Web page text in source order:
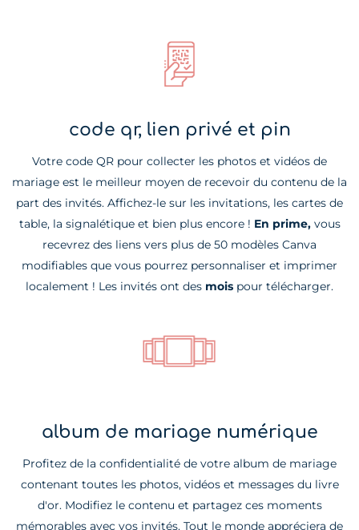
code qr, lien privé et pin
Votre code QR pour collecter les photos et vidéos de
mariage est le meilleur moyen de recevoir du contenu de la
part des invités. Affichez-le sur les invitations, les cartes de
table, la signalétique et bien plus encore ! En prime, vous
recevrez des liens vers plus de 50 modèles Canva
modifiables que vous pourrez personnaliser et imprimer
localement ! Les invités ont des mois pour télécharger.
album de mariage numérique
Profitez de la confidentialité de votre album de mariage
contenant toutes les photos, vidéos et messages du livre
d'or. Modifiez le contenu et partagez ces moments
mémorables avec vos invités. Tout le monde appréciera de